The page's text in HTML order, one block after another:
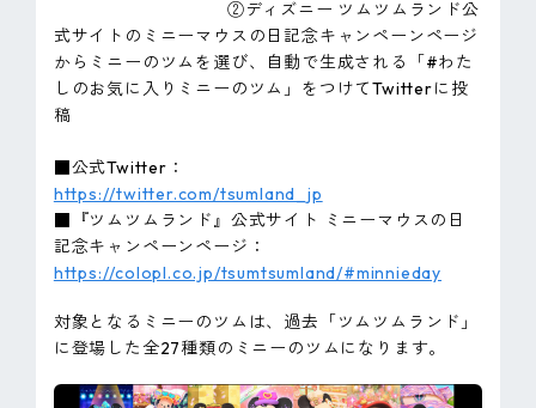
②ディズニー ツムツムランド公
式サイトのミニーマウスの日記念キャンペーンページ
からミニーのツムを選び、自動で生成される「#わた
しのお気に入りミニーのツム」をつけてTwitterに投
稿
■公式Twitter：
https://twitter.com/tsumland_jp
■『ツムツムランド』公式サイト ミニーマウスの日
記念キャンペーンページ：
https://colopl.co.jp/tsumtsumland/#minnieday
対象となるミニーのツムは、過去「ツムツムランド」
に登場した全27種類のミニーのツムになります。